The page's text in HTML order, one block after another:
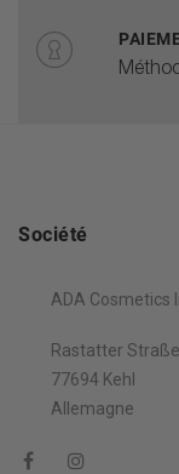
Société
ADA Cosmetics
Rastatter Straße
77694 Kehl
Allemagne